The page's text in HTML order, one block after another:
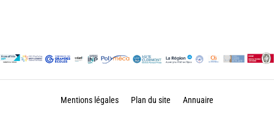
Mentions légales Plan du site Annuaire